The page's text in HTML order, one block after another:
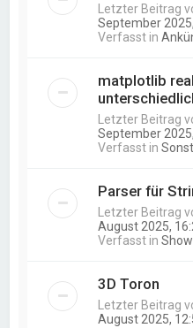
Letzter Beitrag
September
Verfasst in
matplotlib
Letzter Beitrag
September
Verfasst in
Parser für
Letzter Beitrag
August 2025,
Verfasst in
3D Toron
Letzter Beitrag
August 2025,